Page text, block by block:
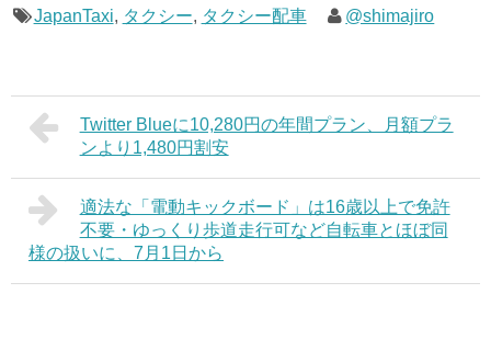
JapanTaxi, タクシー, タクシー配車 @shimajiro
Twitter Blueに10,280円の年間プラン、月額プラ
ンより1,480円割安
適法な「電動キックボード」は16歳以上で免許
不要・ゆっくり歩道走行可など自転車とほぼ同
様の扱いに、7月1日から